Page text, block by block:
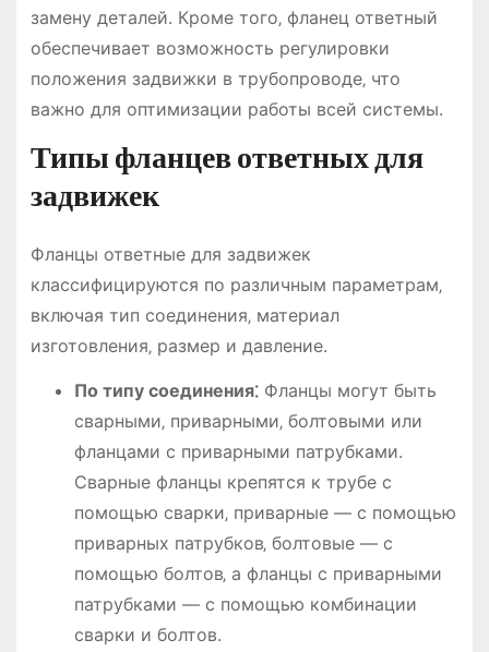
замену деталей. Кроме того‚ фланец ответный
обеспечивает возможность регулировки
положения задвижки в трубопроводе‚ что
важно для оптимизации работы всей системы.
Типы фланцев ответных для
задвижек
Фланцы ответные для задвижек
классифицируются по различным параметрам‚
включая тип соединения‚ материал
изготовления‚ размер и давление.
По типу соединения⁚Фланцы могут быть
сварными‚ приварными‚ болтовыми или
фланцами с приварными патрубками.
Сварные фланцы крепятся к трубе с
помощью сварки‚ приварные — с помощью
приварных патрубков‚ болтовые — с
помощью болтов‚ а фланцы с приварными
патрубками — с помощью комбинации
сварки и болтов.